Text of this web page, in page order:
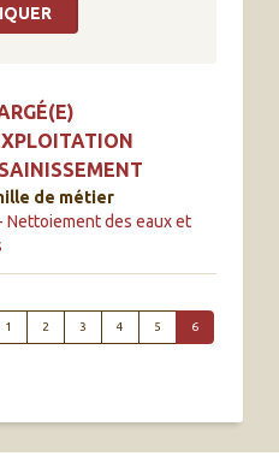
de métier
Nettoiement des eaux et
précédente
1 2 3 4 5 6